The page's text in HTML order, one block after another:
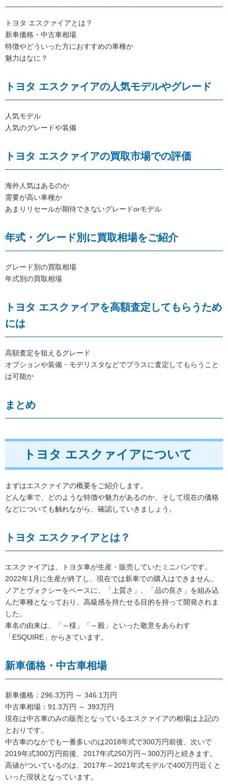
トヨタ エスクァイアとは？
新車価格・中古車相場
特徴やどういった方におすすめの車種か
魅力はなに？
トヨタ エスクァイアの人気モデルやグレード
人気モデル
人気のグレードや装備
トヨタ エスクァイアの買取市場での評価
海外人気はあるのか
需要が高い車種か
あまりリセールが期待できないグレードorモデル
年式・グレード別に買取相場をご紹介
グレード別の買取相場
年式別の買取相場
トヨタ エスクァイアを高額査定してもらうため
には
高額査定を狙えるグレード
オプションや装備・モデリスタなどでプラスに査定してもらうこと
は可能か
まとめ
トヨタ エスクァイアについて
まずはエスクァイアの概要をご紹介します。
どんな車で、どのような特徴や魅力があるのか、そして現在の価格
などについても触れながら、確認していきましょう。
トヨタ エスクァイアとは？
エスクァイアは、トヨタ車が生産・販売していたミニバンです。
2022年1月に生産が終了し、現在では新車での購入はできません。
ノアとヴォクシーをベースに、「上質さ」、「品の良さ」を組み込
んだ車種となっており、高級感を持たせる目的を持って開発されま
した。
車名の由来は、「～様」「～殿」といった敬意をあらわす
「ESQUIRE」からきています。
新車価格・中古車相場
新車価格：296.3万円 ～ 346.1万円
中古車相場：91.3万円 ～ 393万円
現在は中古車のみの販売となっているエスクァイアの相場は上記の
とおりです。
中古車のなかでも一番多いのは2018年式で300万円前後、次いで
2019年式300万円前後、2017年式250万円～300万円と続きます。
高値がついているのは、2017年～2021年式モデルで400万円近くと
いった現状となっています。